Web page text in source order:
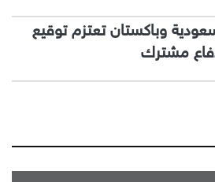
وباكستان تعتزم توقيع
مشترك